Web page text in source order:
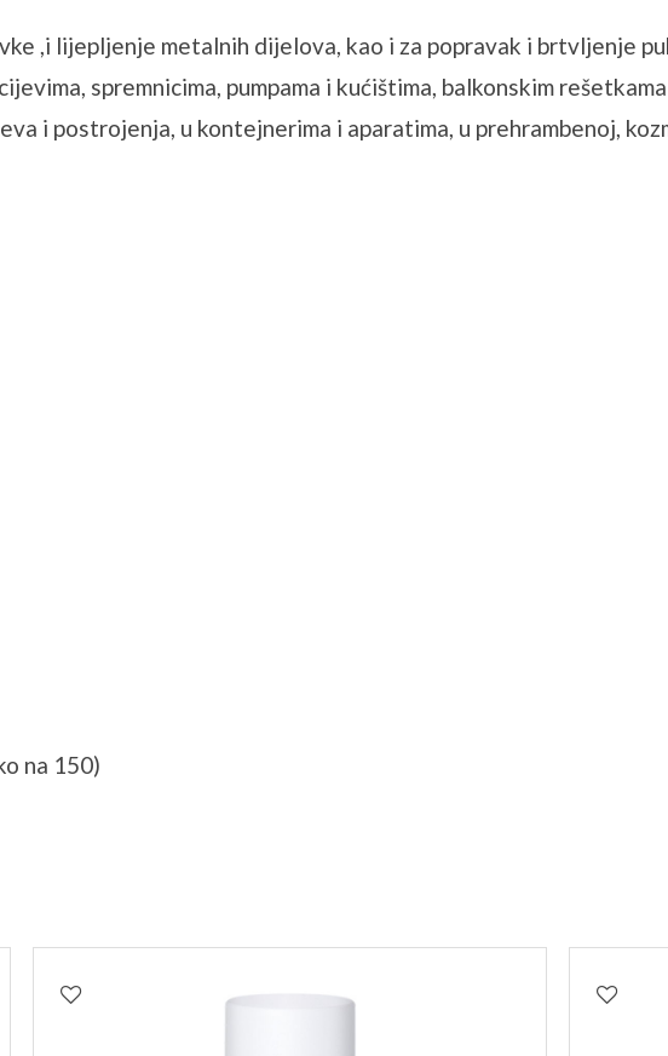
,i lijepljenje metalnih dijelova, kao i za popravak i brtvljenje
spremnicima, pumpama i kućištima, balkonskim
i postrojenja, u kontejnerima i aparatima, u prehrambenoj,
na 150)